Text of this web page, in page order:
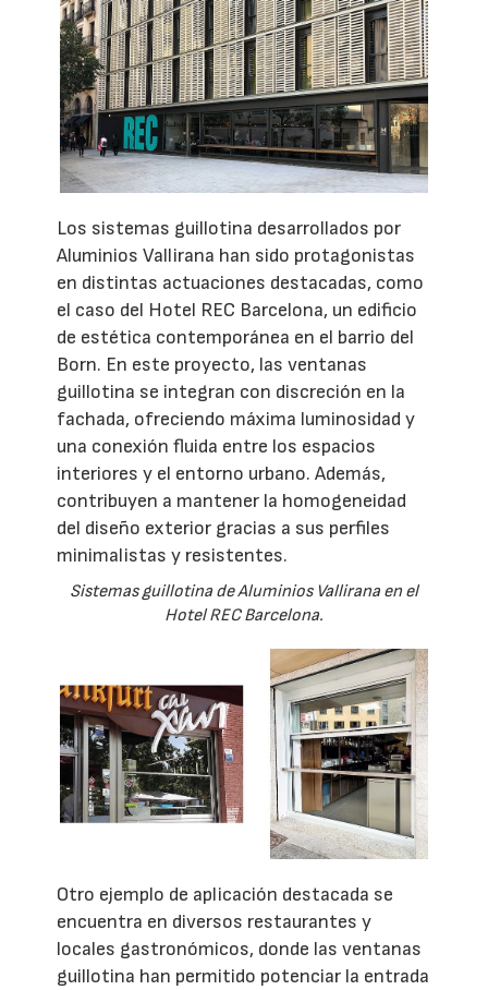
Los sistemas guillotina desarrollados por
Aluminios Vallirana han sido protagonistas
en distintas actuaciones destacadas, como
el caso del Hotel REC Barcelona, un edificio
de estética contemporánea en el barrio del
Born. En este proyecto, las ventanas
guillotina se integran con discreción en la
fachada, ofreciendo máxima luminosidad y
una conexión fluida entre los espacios
interiores y el entorno urbano. Además,
contribuyen a mantener la homogeneidad
del diseño exterior gracias a sus perfiles
minimalistas y resistentes.
Sistemas guillotina de Aluminios Vallirana en el
Hotel REC Barcelona.
Otro ejemplo de aplicación destacada se
encuentra en diversos restaurantes y
locales gastronómicos, donde las ventanas
guillotina han permitido potenciar la entrada